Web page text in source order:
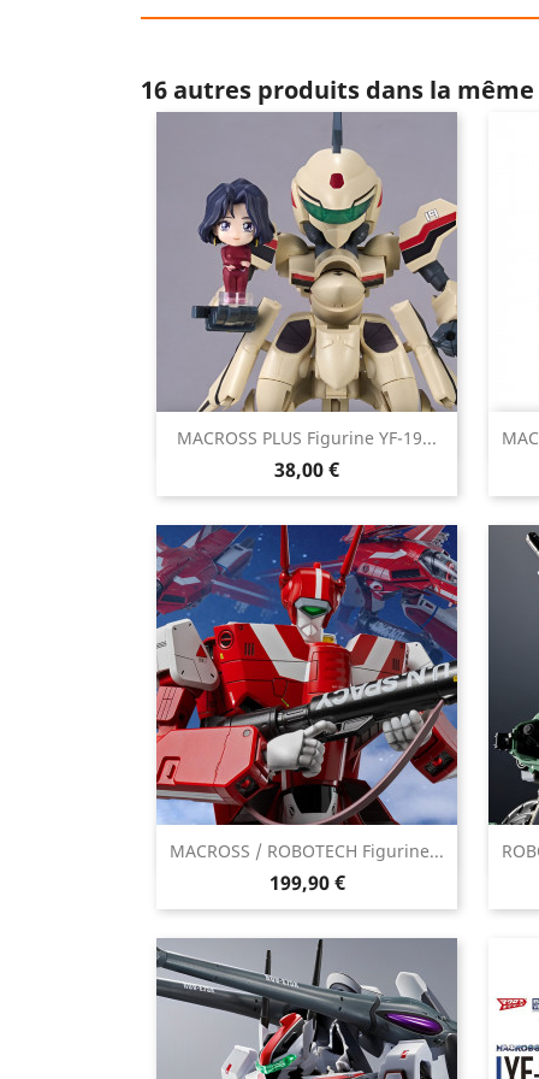
16 autres produits dans la
MACROSS PLUS Figurine YF-19...
Prix
38,00 €
 Aperçu rapide
MACROSS / ROBOTECH Figurine...
Prix
199,90 €
Aperçu rapide